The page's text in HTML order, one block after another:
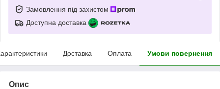
Замовлення під захистом
Доступна доставка
Доставка Оплата Умови повернення
Опис